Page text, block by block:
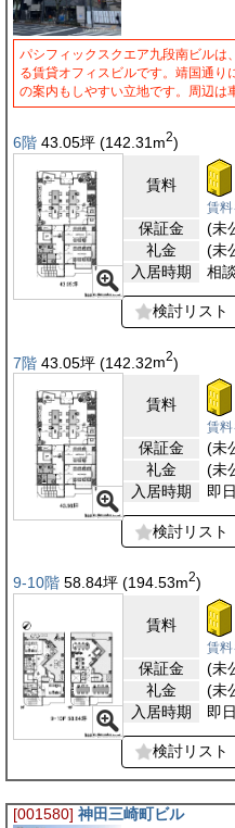
パシフィックスクエア九段南ビル
る賃貸オフィスビルです。靖国通
の案内もしやすい立地です。周辺は
6階 43.05坪 (142.31 m2)
賃料
賃
保証金
(未
礼金
(未
入居時期
相談
検討リスト
7階 43.05坪 (142.32m2)
賃料
賃
保証金
(未
礼金
(未
入居時期
即日
検討リスト
9-10階 58.84坪 (194.53m2)
賃料
賃
保証金
(未
礼金
(未
入居時期
即日
検討リスト
[001580] 神田三崎町ビル